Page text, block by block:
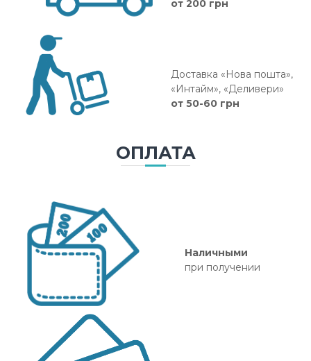
от 200 грн
Доставка «Нова пошта»,
«Интайм», «Деливери»
от 50-60 грн
ОПЛАТА
Наличными
при получении